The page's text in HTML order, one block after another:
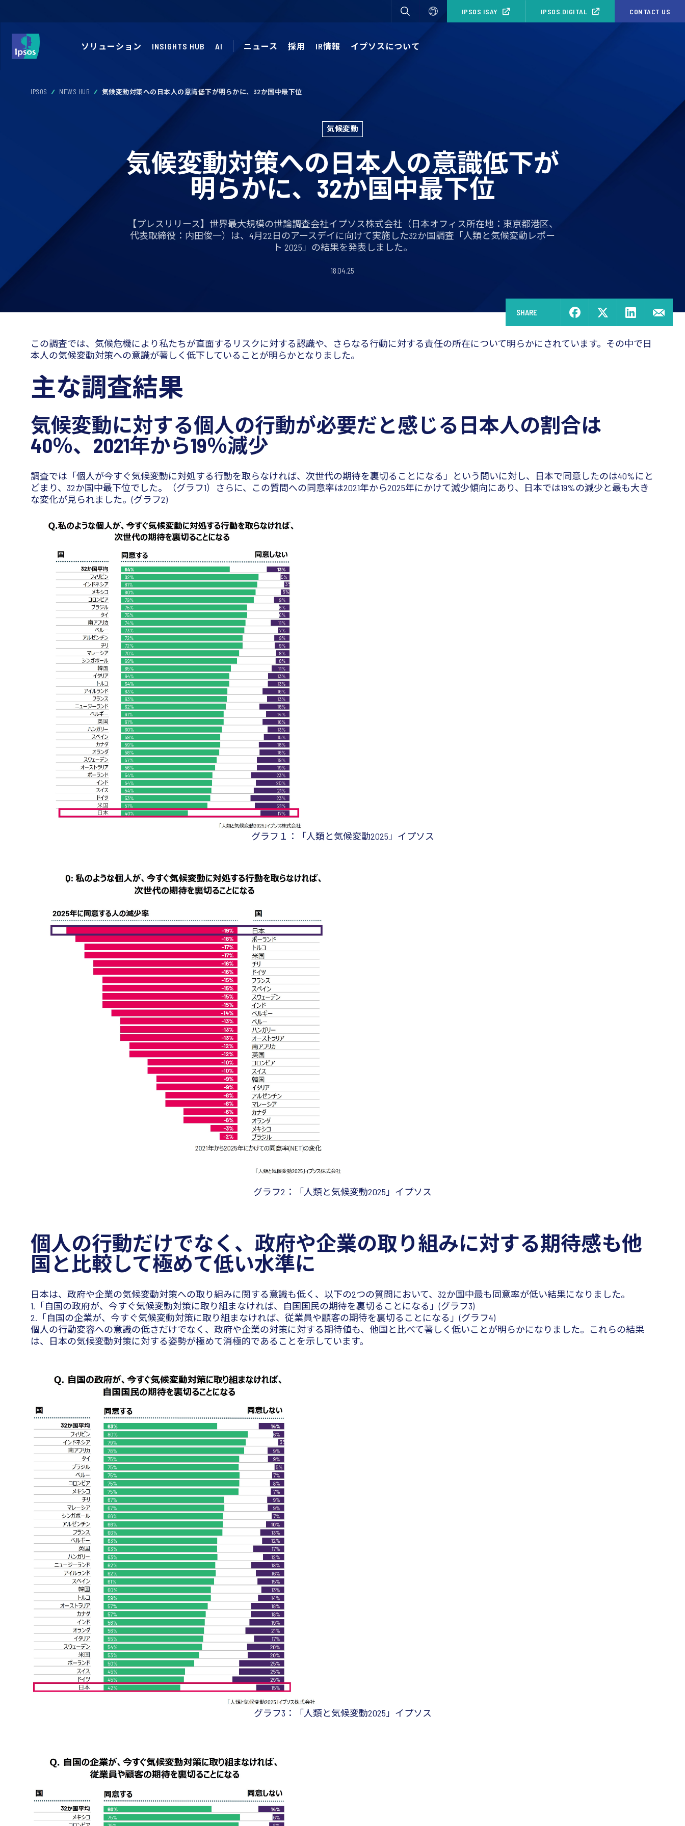
IPSOS ISAY IPSOS.DIGITAL CONTACT US
ソリューション INSIGHTS HUB AI ニュース 採用 IR情報 イプソスについて
IPSOS NEWS HUB 気候変動対策への日本人の意識低下が明らかに、32か国中最下位
気候変動
気候変動対策への日本人の意識低下が
明らかに、32か国中最下位
【プレスリリース】世界最大規模の世論調査会社イプソス株式会社（日本オフィス所在地：東京都港区、
代表取締役：内田俊一）は、4月22日のアースデイに向けて実施した32か国調査「人類と気候変動レポー
ト 2025」の結果を発表しました。
18.04.25
SHARE
この調査では、気候危機により私たちが直面するリスクに対する認識や、さらなる行動に対する責任の所在について明らかにされています。その中で日
本人の気候変動対策への意識が著しく低下していることが明らかとなりました。
主な調査結果
気候変動に対する個人の行動が必要だと感じる日本人の割合は
40％、2021年から19％減少
調査では「個人が今すぐ気候変動に対処する行動を取らなければ、次世代の期待を裏切ることになる」という問いに対し、日本で同意したのは40%にと
どまり、32か国中最下位でした。（グラフ1）さらに、この質問への同意率は2021年から2025年にかけて減少傾向にあり、日本では19%の減少と最も大き
な変化が見られました。(グラフ2)
グラフ１：「人類と気候変動2025」イプソス
グラフ2：「人類と気候変動2025」イプソス
個人の行動だけでなく、政府や企業の取り組みに対する期待感も他
国と比較して極めて低い水準に
日本は、政府や企業の気候変動対策への取り組みに関する意識も低く、以下の2つの質問において、32か国中最も同意率が低い結果になりました。
1.「自国の政府が、今すぐ気候変動対策に取り組まなければ、自国国民の期待を裏切ることになる」(グラフ3)
2.「自国の企業が、今すぐ気候変動対策に取り組まなければ、従業員や顧客の期待を裏切ることになる」(グラフ4)
個人の行動変容への意識の低さだけでなく、政府や企業の対策に対する期待値も、他国と比べて著しく低いことが明らかになりました。これらの結果
は、日本の気候変動対策に対する姿勢が極めて消極的であることを示しています。
グラフ3：「人類と気候変動2025」イプソス